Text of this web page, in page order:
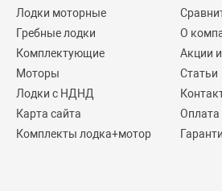
Лодки моторные
Гребные лодки
Комплектующие
Моторы
Лодки с НДНД
Карта сайта
Комплекты лодка+мотор
О
Акции
Статьи
Оплата